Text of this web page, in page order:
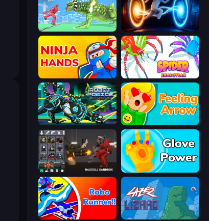
Silly Walkers Portal Escape
Ninja Hands Spider Evolution: Runner Game
Robot Police Iron Panther Feeling Arrow
Last Play: Ragdoll Sandbox Glove Power
Robo Runner Laser Lizard